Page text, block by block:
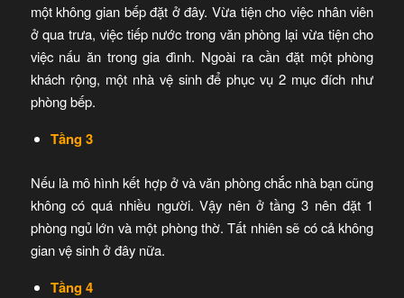
một không gian bếp đặt ở đây. Vừa tiện cho việc nhân viên
ở qua trưa, việc tiếp nước trong văn phòng lại vừa tiện cho
việc nấu ăn trong gia đình. Ngoài ra cần đặt một phòng
khách rộng, một nhà vệ sinh để phục vụ 2 mục đích như
phòng bếp.
Tầng 3
Nếu là mô hình kết hợp ở và văn phòng chắc nhà bạn cũng
không có quá nhiều người. Vậy nên ở tầng 3 nên đặt 1
phòng ngủ lớn và một phòng thờ. Tất nhiên sẽ có cả không
gian vệ sinh ở đây nữa.
Tầng 4